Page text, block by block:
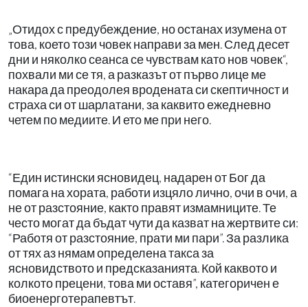
„Отидох с предубеждение, но останах изумена от
това, което този човек направи за мен. След десет
дни и няколко сеанса се чувствам като нов човек“,
похвали ми се тя, а разказът от първо лице ме
накара да преодолея вродената си скептичност и
страха си от шарлатани, за каквито ежедневно
четем по медиите. И ето ме при него.
“Един истински ясновидец, надарен от Бог да
помага на хората, работи изцяло лично, очи в очи, а
не от разстояние, както правят измамниците. Те
често могат да бъдат чути да казват на жертвите си:
“Работя от разстояние, прати ми пари”. За разлика
от тях аз нямам определена такса за
ясновидството и предсказанията. Кой каквото и
колкото прецени, това ми оставя”, категоричен е
биоенерготерапевтът.